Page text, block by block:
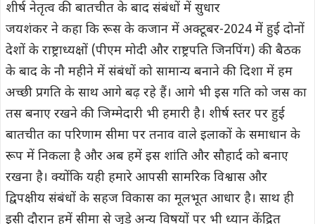
शीर्ष नेतृत्व की बातचीत के बाद संबंधों में सुधार
जयशंकर ने कहा कि रूस के कजान में अक्टूबर-2024 में हुई दोनों
देशों के राष्ट्राध्यक्षों (पीएम मोदी और राष्ट्रपति जिनपिंग) की बैठक
के बाद के नौ महीने में संबंधों को सामान्य बनाने की दिशा में हम
अच्छी प्रगति के साथ आगे बढ़ रहे हैं। आगे भी इस गति को जस का
तस बनाए रखने की जिम्मेदारी भी हमारी है। शीर्ष स्तर पर हुई
बातचीत का परिणाम सीमा पर तनाव वाले इलाकों के समाधान के
रूप में निकला है और अब हमें इस शांति और सौहार्द को बनाए
रखना है। क्योंकि यही हमारे आपसी सामरिक विश्वास और
द्विपक्षीय संबंधों के सहज विकास का मूलभूत आधार है। साथ ही
इसी दौरान हमें सीमा से जुड़े अन्य विषयों पर भी ध्यान केंद्रित